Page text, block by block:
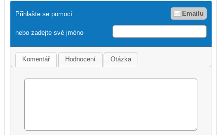
Přihlašte se pomocí Emailu
nebo zadejte své jméno
Komentář Hodnocení Otázka